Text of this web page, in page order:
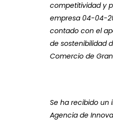
competitividad y
empresa 04-04-
contado con el
de sostenibilidad
Comercio de
Se ha recibido un
Agencia de